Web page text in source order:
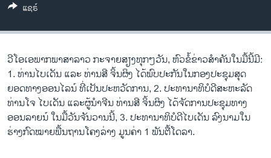
ລາຍການກະຈາຍສຽງ
ລາຍງານ
ພາສາຕ່າງໆ
ແຊຣ໌
ວີ​ໂອ​ເອພາກ​ພາສາ​ລາວ​ ກະຈາຍສຽງ​ທຸກໆ​ວັນ, ຫົວຂໍ້ຂ່າວສໍາຄັນໃນມື້ນີ້ມີ:
1. ທ່ານໄບເດັນ ແລະ ທ່ານສີ ຈິ້ນຜິງ ໄດ້ພົບປະກັນໃນກອງປະຊຸມສຸດ
ຍອດທາງອອນໄລນ໌ ທີ່ເປັນປະຫວັດການ, 2. ປະທານາທິບໍດີສະຫະລັດ
ທ່ານໂຈ ໄບເດັນ ແລະຜູ້ນໍາຈີນ ທ່ານສີ ຈິ້ນຜິງ ໄດ້ຈັດການປະຊຸມທາງ
ອອນລາຍນ໌ ໃນມື້ວັນຈັນວານນີ້, 3. ປະທານາທິບໍດີໄບເດັນ ລົງນາມໃນ
ຮ່າງກົດໝາຍພື້ນຖານໂຄງລ່າງ ມູນຄ່າ 1 ພັນຕື້ໂດລາ.